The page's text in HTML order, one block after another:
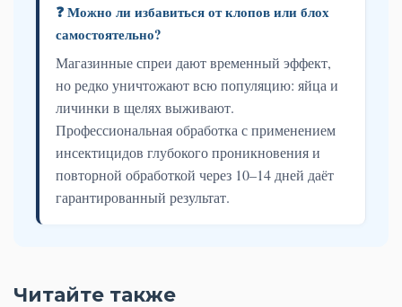
❓ Можно ли избавиться от клопов или блох
самостоятельно?
Магазинные спреи дают временный эффект,
но редко уничтожают всю популяцию: яйца и
личинки в щелях выживают.
Профессиональная обработка с применением
инсектицидов глубокого проникновения и
повторной обработкой через 10–14 дней даёт
гарантированный результат.
Читайте также